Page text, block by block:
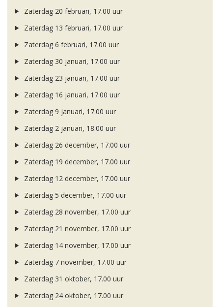
Zaterdag 20 februari, 17.00 uur
Zaterdag 13 februari, 17.00 uur
Zaterdag 6 februari, 17.00 uur
Zaterdag 30 januari, 17.00 uur
Zaterdag 23 januari, 17.00 uur
Zaterdag 16 januari, 17.00 uur
Zaterdag 9 januari, 17.00 uur
Zaterdag 2 januari, 18.00 uur
Zaterdag 26 december, 17.00 uur
Zaterdag 19 december, 17.00 uur
Zaterdag 12 december, 17.00 uur
Zaterdag 5 december, 17.00 uur
Zaterdag 28 november, 17.00 uur
Zaterdag 21 november, 17.00 uur
Zaterdag 14 november, 17.00 uur
Zaterdag 7 november, 17.00 uur
Zaterdag 31 oktober, 17.00 uur
Zaterdag 24 oktober, 17.00 uur